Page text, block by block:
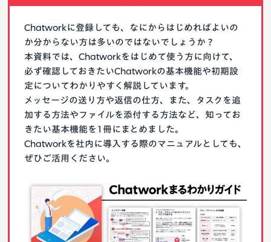
Chatworkに登録しても、なにからはじめればよいの
か分からない方は多いのではないでしょうか？
本資料では、Chatworkをはじめて使う方に向けて、
必ず確認しておきたいChatworkの基本機能や初期設
定についてわかりやすく解説しています。
メッセージの送り方や返信の仕方、また、タスクを追
加する方法やファイルを添付する方法など、知ってお
きたい基本機能を1冊にまとめました。
Chatworkを社内に導入する際のマニュアルとしても、
ぜひご活用ください。